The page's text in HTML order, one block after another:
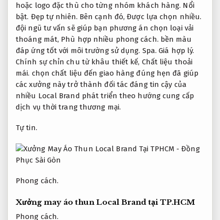
hoặc logo đặc thù cho từng nhóm khách hàng. Nổi
bật. Đẹp tự nhiên. Bên cạnh đó,Được lựa chọn nhiều.
đội ngũ tư vấn sẽ giúp bạn phương án chọn loại vải
thoáng mát, Phù hợp nhiều phong cách. bền màu
đáp ứng tốt với môi trường sử dụng. Spa. Giá hợp lý.
Chính sự chỉn chu từ khâu thiết kế, Chất liệu thoải
mái. chọn chất liệu đến giao hàng đúng hẹn đã giúp
các xưởng này trở thành đối tác đáng tin cậy của
nhiều Local Brand phát triển theo hướng cung cấp
dịch vụ thời trang thương mại.
Tự tin.
Phong cách.
Xưởng may áo thun Local Brand tại TP.HCM
Phong cách.